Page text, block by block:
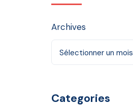
Archives
Sélectionner un mois
Categories